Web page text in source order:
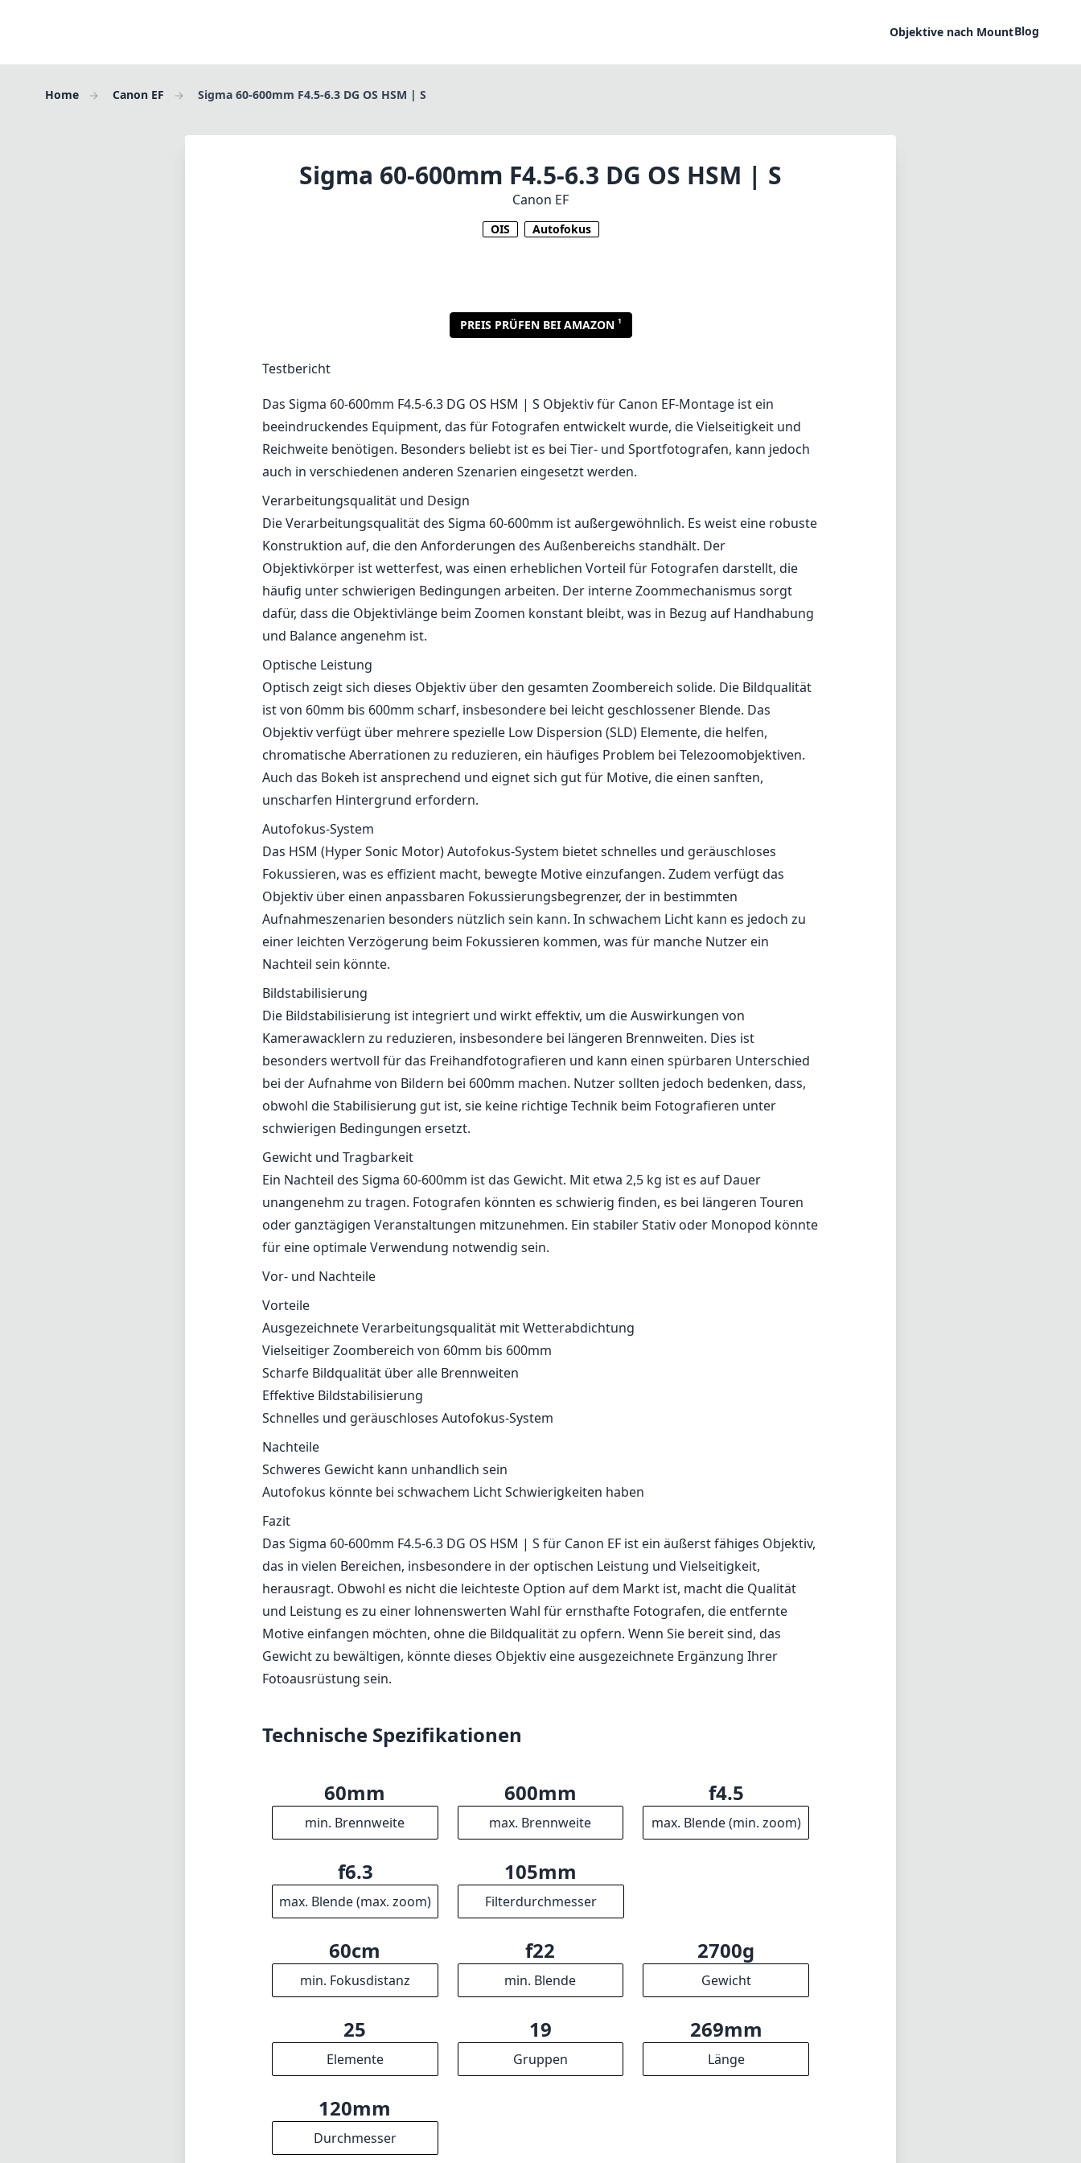
Objektive nach MountBlog
Home Canon EF Sigma 60-600mm F4.5-6.3 DG OS HSM | S
Sigma 60-600mm F4.5-6.3 DG OS HSM | S
Canon EF
OIS Autofokus
PREIS PRÜFEN BEI AMAZON 1
Testbericht
Das Sigma 60-600mm F4.5-6.3 DG OS HSM | S Objektiv für Canon EF-Montage ist ein
beeindruckendes Equipment, das für Fotografen entwickelt wurde, die Vielseitigkeit und
Reichweite benötigen. Besonders beliebt ist es bei Tier- und Sportfotografen, kann jedoch
auch in verschiedenen anderen Szenarien eingesetzt werden.
Verarbeitungsqualität und Design
Die Verarbeitungsqualität des Sigma 60-600mm ist außergewöhnlich. Es weist eine robuste
Konstruktion auf, die den Anforderungen des Außenbereichs standhält. Der
Objektivkörper ist wetterfest, was einen erheblichen Vorteil für Fotografen darstellt, die
häufig unter schwierigen Bedingungen arbeiten. Der interne Zoommechanismus sorgt
dafür, dass die Objektivlänge beim Zoomen konstant bleibt, was in Bezug auf Handhabung
und Balance angenehm ist.
Optische Leistung
Optisch zeigt sich dieses Objektiv über den gesamten Zoombereich solide. Die Bildqualität
ist von 60mm bis 600mm scharf, insbesondere bei leicht geschlossener Blende. Das
Objektiv verfügt über mehrere spezielle Low Dispersion (SLD) Elemente, die helfen,
chromatische Aberrationen zu reduzieren, ein häufiges Problem bei Telezoomobjektiven.
Auch das Bokeh ist ansprechend und eignet sich gut für Motive, die einen sanften,
unscharfen Hintergrund erfordern.
Autofokus-System
Das HSM (Hyper Sonic Motor) Autofokus-System bietet schnelles und geräuschloses
Fokussieren, was es effizient macht, bewegte Motive einzufangen. Zudem verfügt das
Objektiv über einen anpassbaren Fokussierungsbegrenzer, der in bestimmten
Aufnahmeszenarien besonders nützlich sein kann. In schwachem Licht kann es jedoch zu
einer leichten Verzögerung beim Fokussieren kommen, was für manche Nutzer ein
Nachteil sein könnte.
Bildstabilisierung
Die Bildstabilisierung ist integriert und wirkt effektiv, um die Auswirkungen von
Kamerawacklern zu reduzieren, insbesondere bei längeren Brennweiten. Dies ist
besonders wertvoll für das Freihandfotografieren und kann einen spürbaren Unterschied
bei der Aufnahme von Bildern bei 600mm machen. Nutzer sollten jedoch bedenken, dass,
obwohl die Stabilisierung gut ist, sie keine richtige Technik beim Fotografieren unter
schwierigen Bedingungen ersetzt.
Gewicht und Tragbarkeit
Ein Nachteil des Sigma 60-600mm ist das Gewicht. Mit etwa 2,5 kg ist es auf Dauer
unangenehm zu tragen. Fotografen könnten es schwierig finden, es bei längeren Touren
oder ganztägigen Veranstaltungen mitzunehmen. Ein stabiler Stativ oder Monopod könnte
für eine optimale Verwendung notwendig sein.
Vor- und Nachteile
Vorteile
Ausgezeichnete Verarbeitungsqualität mit Wetterabdichtung
Vielseitiger Zoombereich von 60mm bis 600mm
Scharfe Bildqualität über alle Brennweiten
Effektive Bildstabilisierung
Schnelles und geräuschloses Autofokus-System
Nachteile
Schweres Gewicht kann unhandlich sein
Autofokus könnte bei schwachem Licht Schwierigkeiten haben
Fazit
Das Sigma 60-600mm F4.5-6.3 DG OS HSM | S für Canon EF ist ein äußerst fähiges Objektiv,
das in vielen Bereichen, insbesondere in der optischen Leistung und Vielseitigkeit,
herausragt. Obwohl es nicht die leichteste Option auf dem Markt ist, macht die Qualität
und Leistung es zu einer lohnenswerten Wahl für ernsthafte Fotografen, die entfernte
Motive einfangen möchten, ohne die Bildqualität zu opfern. Wenn Sie bereit sind, das
Gewicht zu bewältigen, könnte dieses Objektiv eine ausgezeichnete Ergänzung Ihrer
Fotoausrüstung sein.
Technische Spezifikationen
60mm
min. Brennweite
600mm
max. Brennweite
f4.5
max. Blende (min. zoom)
f6.3
max. Blende (max. zoom)
105mm
Filterdurchmesser
60cm
min. Fokusdistanz
f22
min. Blende
2700g
Gewicht
25
Elemente
19
Gruppen
269mm
Länge
120mm
Durchmesser